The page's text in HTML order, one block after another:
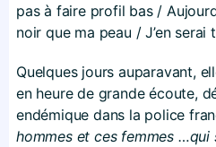
pas à faire profil bas /
noir que ma peau / J’en serai
Quelques jours auparavant,
en heure de grande écoute,
endémique dans la police
hommes et ces femmes …qui